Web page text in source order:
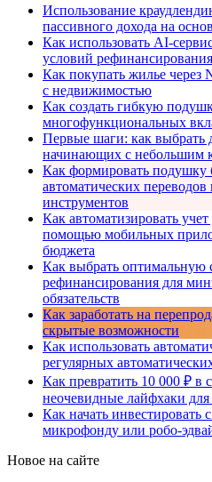
Использование
пассивного дохода на
Как использовать AI-
условий
Как покупать жилье через
с недвижимостью
Как создать гибкую
многофункциональных
Первые шаги: как
начинающих с небольшим
Как формировать подушку
автоматических
инструментов
Как автоматизировать
помощью мобильных
бюджета
Как выбрать оптимальную
рефинансирования для
обязательств
Как заработать на
скрытые возможности
Как использовать
регулярных
Как превратить 10 000 ₽ в
неочевидные лайфхаки
Как начать инвестировать
микрофонду или робо-
Новое на сайте